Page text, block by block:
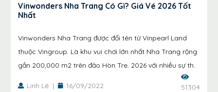
Vinwonders Nha Trang Có Gì? Giá Vé 2026 Tốt
Nhất
Vinwonders Nha Trang được đổi tên từ Vinpearl Land
thuộc Vingroup. Là khu vui chơi lớn nhất Nha Trang rộng
gần 200,000 m2 trên đảo Hòn Tre. 2026 với nhiều sự th..
Linh Lê | 16/09/2022 51304